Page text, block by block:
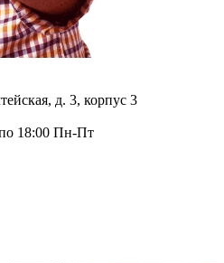
д. 3, корпус 3
18:00 Пн-Пт